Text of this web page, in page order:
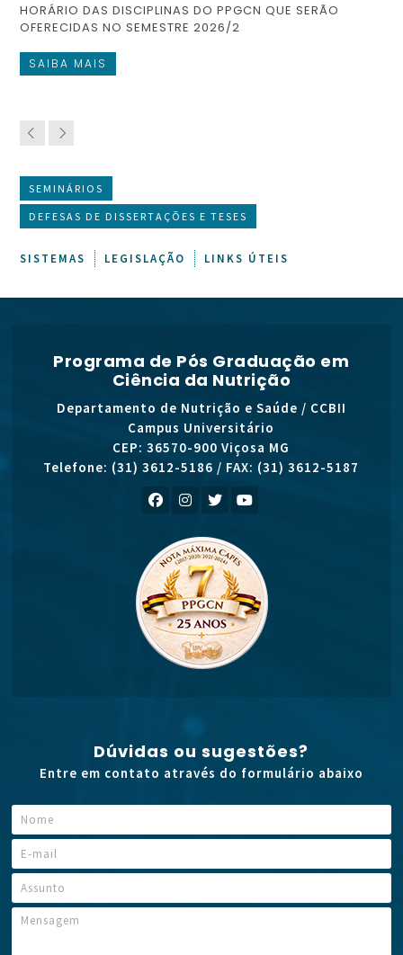
HORÁRIO DAS DISCIPLINAS DO PPGCN QUE SERÃO
OFERECIDAS NO SEMESTRE 2026/2
SAIBA MAIS
SEMINÁRIOS
DEFESAS DE DISSERTAÇÕES E TESES
SISTEMAS LEGISLAÇÃO LINKS ÚTEIS
Programa de Pós Graduação em
Ciência da Nutrição
Departamento de Nutrição e Saúde / CCBII
Campus Universitário
CEP: 36570-900 Viçosa MG
Telefone: (31) 3612-5186 / FAX: (31) 3612-5187
Dúvidas ou sugestões?
Entre em contato através do formulário abaixo
N
o
m
e
*
E
-
m
a
i
A
s
sM